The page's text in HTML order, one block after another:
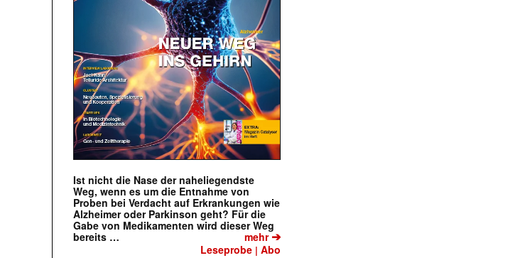
Ist nicht die Nase der naheliegendste
Weg, wenn es um die Entnahme von
Proben bei Verdacht auf Erkrankungen wie
Alzheimer oder Parkinson geht? Für die
Gabe von Medikamenten wird dieser Weg
bereits …
mehr➔
Leseprobe |Abo